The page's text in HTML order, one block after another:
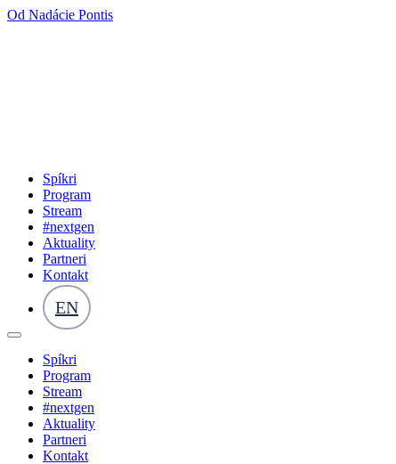
Od Nadácie Pontis
Spíkri
Program
Stream
#nextgen
Aktuality
Partneri
Kontakt
EN
Spíkri
Program
Stream
#nextgen
Aktuality
Partneri
Kontakt